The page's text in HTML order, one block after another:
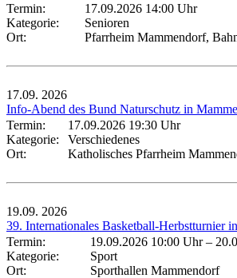
Termin:
17.09.2026 14:00 Uhr
Kategorie:
Senioren
Ort:
Pfarrheim Mammendorf,
17.09. 2026
Info-Abend des Bund Naturschutz in
Termin:
17.09.2026 19:30 Uhr
Kategorie:
Verschiedenes
Ort:
Katholisches Pfarrheim
19.09. 2026
39. Internationales Basketball-Herbstturnier
Termin:
19.09.2026 10:00 Uhr–
Kategorie:
Sport
Ort:
Sporthallen Mammendorf